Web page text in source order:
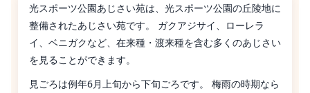
光スポーツ公園あじさい苑は、光スポーツ公園の丘陵地に
整備されたあじさい苑です。 ガクアジサイ、ローレラ
イ、ベニガクなど、在来種・渡来種を含む多くのあじさい
を見ることができます。
見ごろは例年6月上旬から下旬ごろです。 梅雨の時期なら